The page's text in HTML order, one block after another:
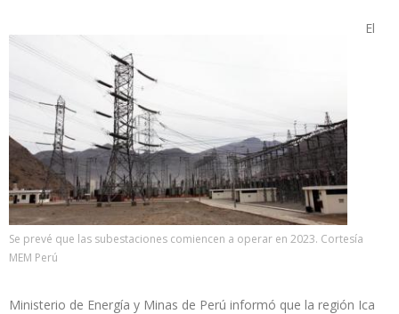
Se prevé que las subestaciones comiencen a operar en 2023. Cortesía
MEM Perú
El
Ministerio de Energía y Minas de Perú informó que la región Ica